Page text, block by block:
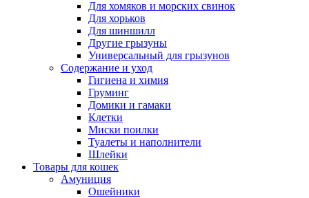
Для хомяков и морских свинок
Для хорьков
Для шиншилл
Другие грызуны
Универсальный для грызунов
Содержание и уход
Гигиена и химия
Груминг
Домики и гамаки
Клетки
Миски поилки
Туалеты и наполнители
Шлейки
Товары для кошек
Амуниция
Ошейники